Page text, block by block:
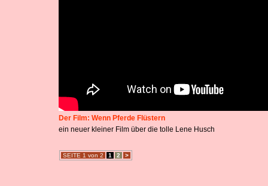
Der Film: Wenn Pferde Flüstern
ein neuer kleiner Film über die tolle Lene Husch
SEITE 1 von 2 1 2 >